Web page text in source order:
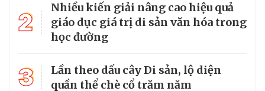
2
Nhiều kiến giải nâng cao hiệu quả
giáo dục giá trị di sản văn hóa trong
học đường
3
Lần theo dấu cây Di sản, lộ diện
quần thể chè cổ trăm năm